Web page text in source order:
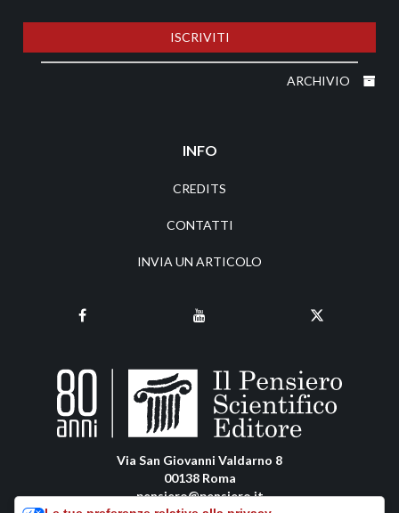
ISCRIVITI
ARCHIVIO
INFO
CREDITS
CONTATTI
INVIA UN ARTICOLO
Via San Giovanni Valdarno 8
00138 Roma
pensiero@pensiero.it